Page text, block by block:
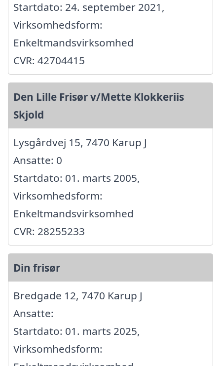
Startdato: 24. september 2021,
Virksomhedsform:
Enkeltmandsvirksomhed
CVR: 42704415
Den Lille Frisør v/Mette Klokkeriis
Skjold
Lysgårdvej 15, 7470 Karup J
Ansatte: 0
Startdato: 01. marts 2005,
Virksomhedsform:
Enkeltmandsvirksomhed
CVR: 28255233
Din frisør
Bredgade 12, 7470 Karup J
Ansatte:
Startdato: 01. marts 2025,
Virksomhedsform: